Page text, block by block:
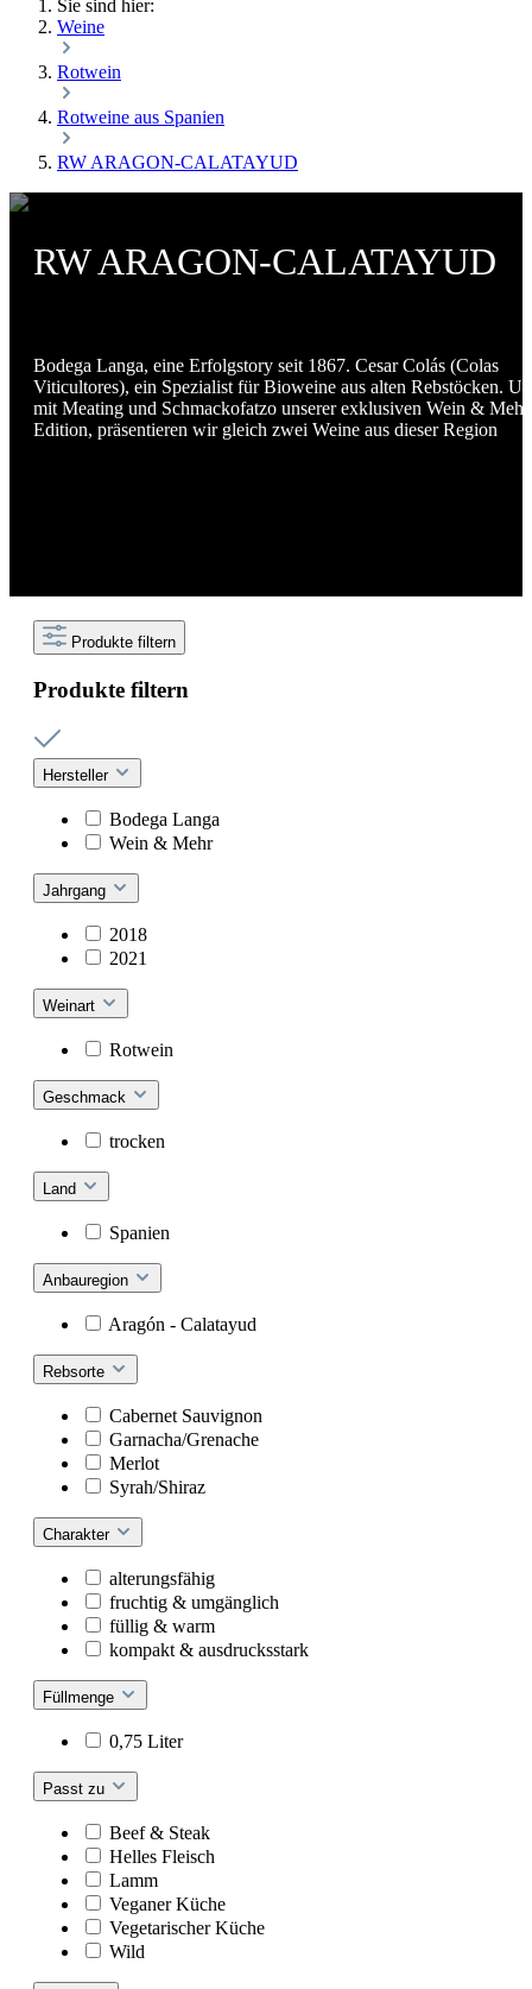
Sie sind hier:
Weine
Rotwein
Rotweine aus Spanien
RW ARAGON-CALATAYUD
RW ARAGON-CALATAYUD
Bodega Langa, eine Erfolgstory seit 1867. Cesar Colás (Colas
Viticultores), ein Spezialist für Bioweine aus alten Rebstöcken.
mit Meating und Schmackofatzo unserer exklusiven Wein & Mehr
Edition, präsentieren wir gleich zwei Weine aus dieser Region
Produkte filtern
Produkte filtern
Hersteller
Bodega Langa
Wein & Mehr
Jahrgang
2018
2021
Weinart
Rotwein
Geschmack
trocken
Land
Spanien
Anbauregion
Aragón - Calatayud
Rebsorte
Cabernet Sauvignon
Garnacha/Grenache
Merlot
Syrah/Shiraz
Charakter
alterungsfähig
fruchtig & umgänglich
füllig & warm
kompakt & ausdrucksstark
Füllmenge
0,75 Liter
Passt zu
Beef & Steak
Helles Fleisch
Lamm
Veganer Küche
Vegetarischer Küche
Wild